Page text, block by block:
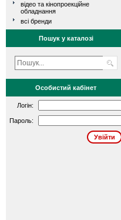
відео та кінопроекційне
обладнання
всі бренди
Пошук у каталозі
Особистий кабінет
Логін:
Пароль: